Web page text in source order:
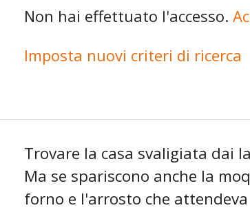
Non hai effettuato l'accesso.
Imposta nuovi criteri di ricerca
Trovare la casa svaligiata dai
Ma se spariscono anche la
forno e l'arrosto che